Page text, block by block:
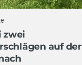
zwei
auf der